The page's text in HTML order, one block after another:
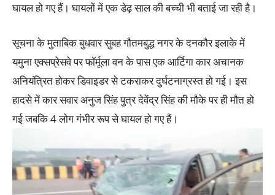
घायल हो गए हैं। घायलों में एक डेढ़ साल की बच्ची भी बताई जा रही है।
सूचना के मुताबिक बुधवार सुबह गौतमबुद्ध नगर के दनकौर इलाके में
यमुना एक्सप्रेसवे पर फॉर्मूला वन के पास एक आर्टिगा कार अचानक
अनियंत्रित होकर डिवाइडर से टकराकर दुर्घटनाग्रस्त हो गई। इस
हादसे में कार सवार अनुज सिंह पुत्र देवेंद्र सिंह की मौके पर ही मौत हो
गई जबकि 4 लोग गंभीर रूप से घायल हो गए हैं।